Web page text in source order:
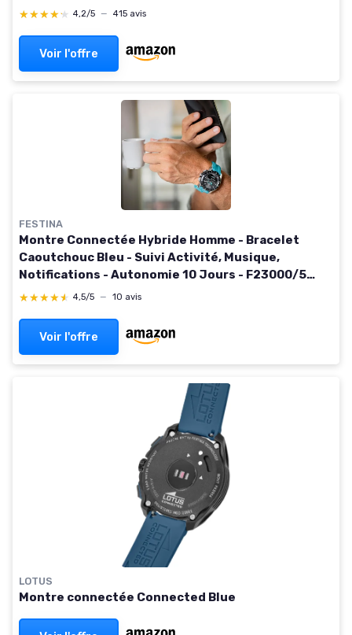
Santé 24/7, Compatible avec Android et iOS T-Noir
★★★★★
★★★★★ 4,2/5 — 415 avis
Voir l'offre
FESTINA
Montre Connectée Hybride Homme - Bracelet
Caoutchouc Bleu - Suivi Activité, Musique,
Notifications - Autonomie 10 Jours - F23000/5
Connected D
★★★★★
★★★★★ 4,5/5 — 10 avis
Voir l'offre
LOTUS
Montre connectée Connected Blue